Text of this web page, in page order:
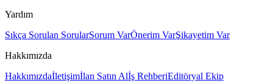
Yardım
Sıkça Sorulan SorularSorum VarÖnerim VarŞikayetim Var
Hakkımızda
Hakkımızdaİletişimİlan Satın Alİş RehberiEditöryal Ekip